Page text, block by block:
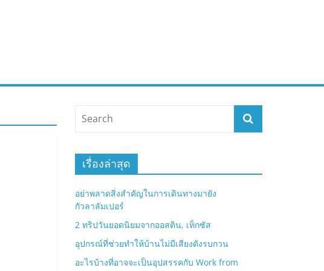
เรื่องล่าสุด
อย่าพลาดสิ่งสำคัญในการเดินทางมายัง
กัวลาลัมเปอร์
2 ทริปวันยอดนิยมจากออสติน, เท็กซัส
อุปกรณ์ที่ช่วยทำให้บ้านไม่มีเสียงดังรบกวน
อะไรบ้างที่อาจจะเป็นอุปสรรคกับ Work from